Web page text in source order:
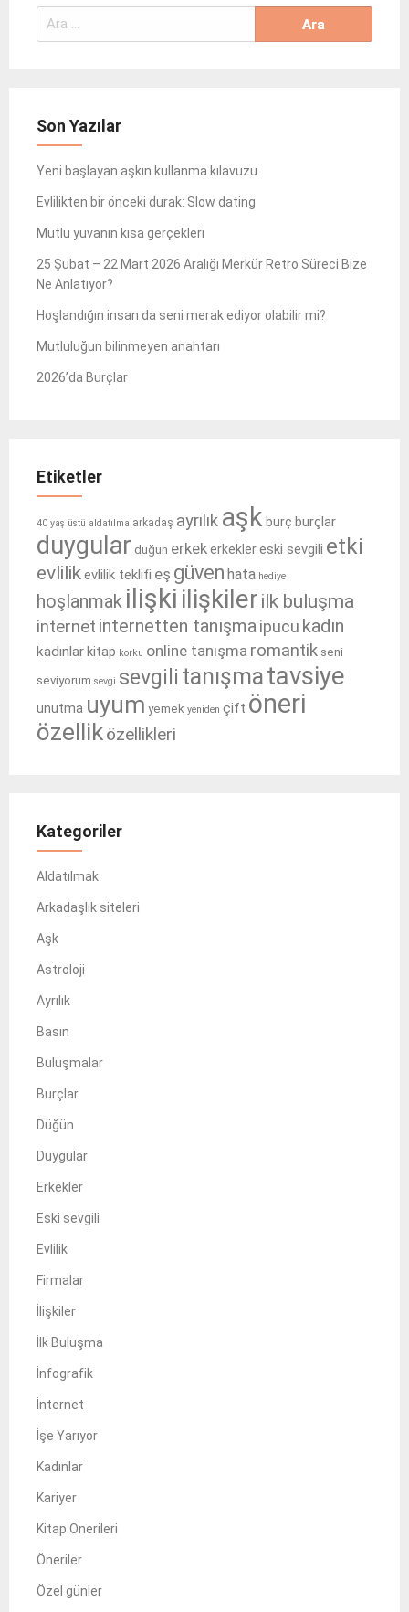
Arama:
Son Yazılar
Yeni başlayan aşkın kullanma kılavuzu
Evlilikten bir önceki durak: Slow dating
Mutlu yuvanın kısa gerçekleri
25 Şubat – 22 Mart 2026 Aralığı Merkür Retro Süreci Bize
Ne Anlatıyor?
Hoşlandığın insan da seni merak ediyor olabilir mi?
Mutluluğun bilinmeyen anahtarı
2026’da Burçlar
Etiketler
40 yaş üstü aldatılma arkadaş ayrılık aşk burç burçlar
duygular düğün erkekerkeklereski sevgili etki
evlilikevlilik teklifi eş güven hata hediye
hoşlanmak ilişki ilişkiler ilk buluşma
internet internetten tanışmaipucu kadın
kadınlarkitap korku online tanışma romantik seni
seviyorum sevgi sevgili tanışmatavsiye
unutma uyum yemek yeniden çift öneri
özelliközellikleri
Kategoriler
Aldatılmak
Arkadaşlık siteleri
Aşk
Astroloji
Ayrılık
Basın
Buluşmalar
Burçlar
Düğün
Duygular
Erkekler
Eski sevgili
Evlilik
Firmalar
İlişkiler
İlk Buluşma
İnfografik
İnternet
İşe Yarıyor
Kadınlar
Kariyer
Kitap Önerileri
Öneriler
Özel günler